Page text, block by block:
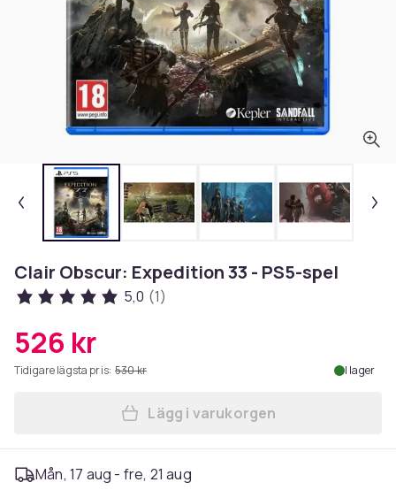
Clair Obscur: Expedition 33 - PS5-spel
5,0 (1)
526 kr
Tidigare lägsta pris: 530 kr I lager
Lägg till Clair Obscur:
Lägg i varukorgen
Mån, 17 aug - fre, 21 aug